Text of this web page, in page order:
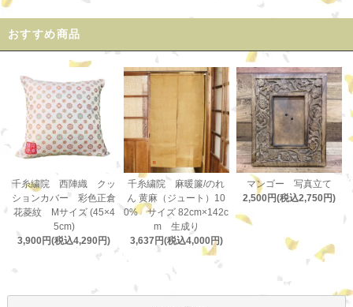
おすすめ商品
千糸繍院 西陣織 クッ
ションカバー 彩色正倉
花菱紋 Mサイズ (45×4
5cm)
3,900円(税込4,290円)
千糸繍院 麻暖簾/のれ
ん 黄麻（ジュート）10
0% サイズ 82cm×142c
m 生成り
3,637円(税込4,000円)
マンゴー 写真立て
2,500円(税込2,750円)